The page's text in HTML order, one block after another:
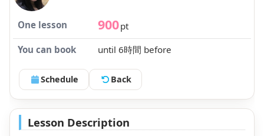
One lesson 900pt
You can book
until 6時間 before
Schedule Back
Lesson Description